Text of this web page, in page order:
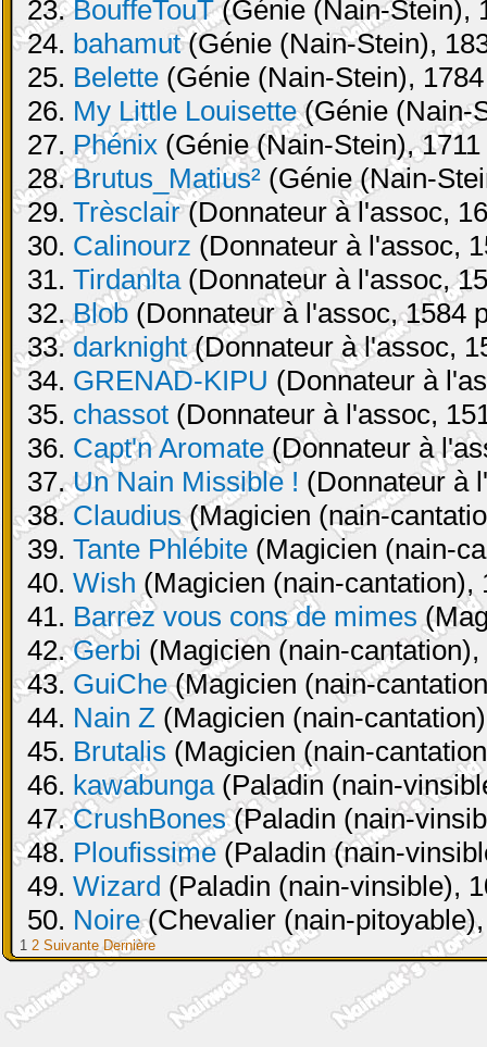
23.BouffeTouT(Génie (Nain-Stein),
24. bahamut(Génie (Nain-Stein),
25. Belette (Génie (Nain-Stein),
26. My Little Louisette(Génie (Nain-
27. Phénix (Génie (Nain-Stein),
28.Brutus_Matius² (Génie (Nain-
29. Trèsclair(Donnateur à l'assoc,
30. Calinourz (Donnateur à l'assoc,
31. Tirdanlta(Donnateur à l'assoc,
32.Blob (Donnateur à l'assoc, 1584
33.darknight(Donnateur à l'assoc,
34. GRENAD-KIPU (Donnateur à
35. chassot (Donnateur à l'assoc,
36. Capt'n Aromate(Donnateur à
37.Un Nain Missible ! (Donnateur à
38.Claudius(Magicien (nain-
39. Tante Phlébite (Magicien (nain-
40. Wish (Magicien (nain-cantation),
41. Barrez vous cons de mimes
42.Gerbi (Magicien (nain-
43. GuiChe(Magicien (nain-
44. Nain Z (Magicien (nain-
45. Brutalis (Magicien (nain-
46. kawabunga(Paladin (nain-
47.CrushBones(Paladin (nain-
48. Ploufissime (Paladin (nain-
49. Wizard (Paladin (nain-vinsible),
50. Noire(Chevalier (nain-
1 2 Suivante Dernière